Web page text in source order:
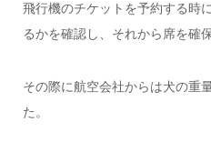
飛行機のチケットを予約する時
るかを確認し、それから席を確保
その際に航空会社からは犬の重
た。